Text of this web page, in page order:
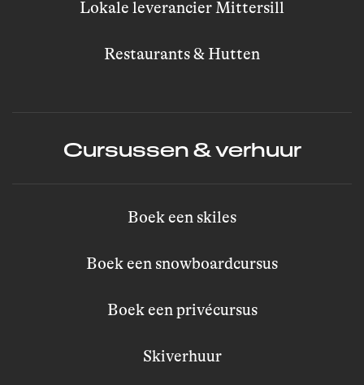
Lokale leverancier Mittersill
Restaurants & Hutten
Cursussen & verhuur
Boek een skiles
Boek een snowboardcursus
Boek een privécursus
Skiverhuur